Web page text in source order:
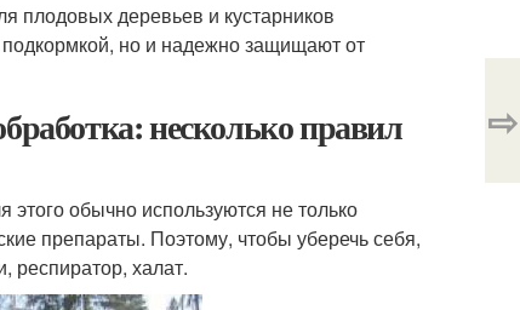
плодовых деревьев и кустарников
но и надежно защищают от
несколько правил
этого обычно используются не только
препараты. Поэтому, чтобы уберечь себя,
респиратор, халат.
⇨